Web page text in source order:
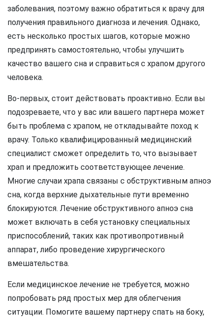
заболевания, поэтому важно обратиться к врачу для
получения правильного диагноза и лечения. Однако,
есть несколько простых шагов, которые можно
предпринять самостоятельно, чтобы улучшить
качество вашего сна и справиться с храпом другого
человека.
Во-первых, стоит действовать проактивно. Если вы
подозреваете, что у вас или вашего партнера может
быть проблема с храпом, не откладывайте поход к
врачу. Только квалифицированный медицинский
специалист сможет определить то, что вызывает
храп и предложить соответствующее лечение.
Многие случаи храпа связаны с обструктивным апноэ
сна, когда верхние дыхательные пути временно
блокируются. Лечение обструктивного апноэ сна
может включать в себя установку специальных
приспособлений, таких как противопротивный
аппарат, либо проведение хирургического
вмешательства.
Если медицинское лечение не требуется, можно
попробовать ряд простых мер для облегчения
ситуации. Помогите вашему партнеру спать на боку,